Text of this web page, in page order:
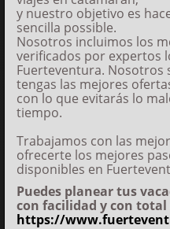
y nuestro objetivo es
sencilla possible.
Nosotros incluimos los
verificados por expertos
Fuerteventura.
tengas las mejores
con lo que evitarás lo
tiempo.
Trabajamos con las
ofrecerte los mejores
disponibles en
Puedes planear tus
con facilidad y con
https://